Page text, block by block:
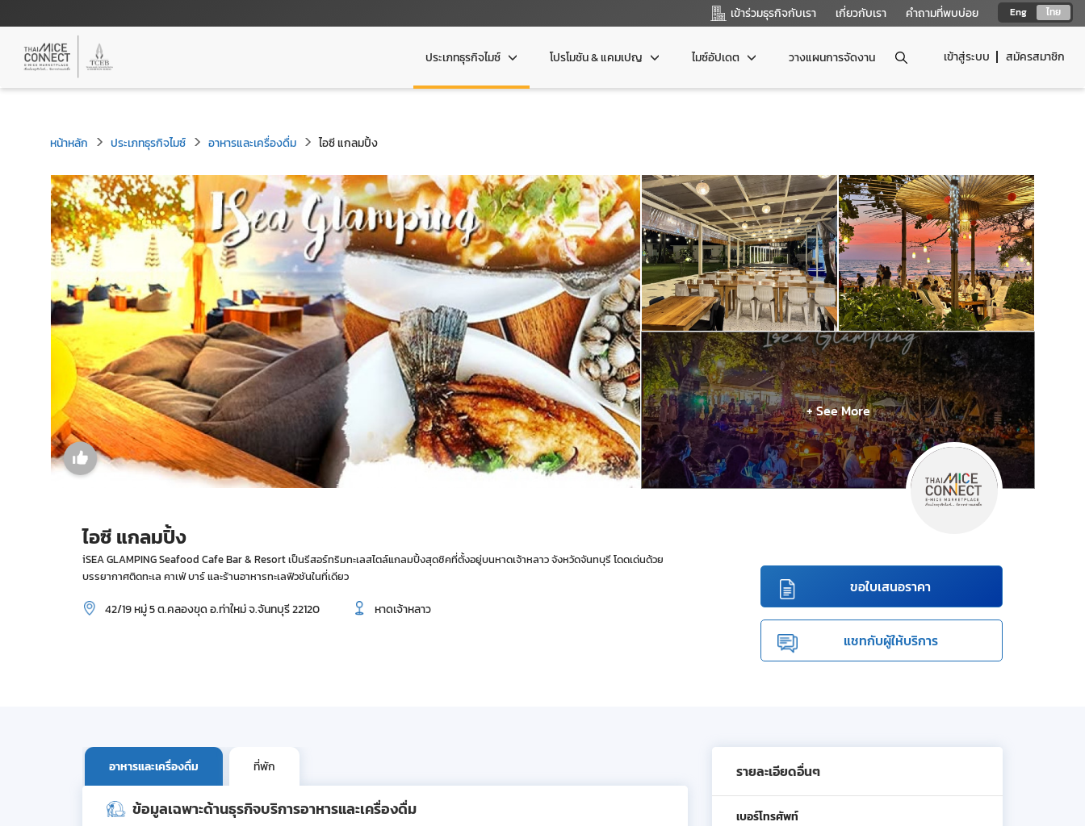
Eng ไทย
เข้าร่วมธุรกิจกับเรา เกี่ยวกับเรา คำถามที่พบบ่อย
เข้าสู่ระบบ สมัครสมาชิก
ประเภทธุรกิจไมซ์ โปรโมชัน & แคมเปญ ไมซ์อัปเดต วางแผนการจัดงาน
หน้าหลัก ประเภทธุรกิจไมซ์ อาหารและเครื่องดื่ม ไอซี แกลมปิ้ง
+ See More
ไอซี แกลมปิ้ง
iSEA GLAMPING Seafood Cafe Bar & Resort เป็นรีสอร์ทริมทะเลสไตล์แกลมปิ้งสุดชิคที่ตั้งอยู่บนหาดเจ้าหลาว จังหวัดจันทบุรี โดดเด่นด้วย
บรรยากาศติดทะเล คาเฟ่ บาร์ และร้านอาหารทะเลฟิวชันในที่เดียว
42/19 หมู่ 5 ต.คลองขุด อ.ท่าใหม่ จ.จันทบุรี 22120 หาดเจ้าหลาว
ขอใบเสนอราคา
แชทกับผู้ให้บริการ
อาหารและเครื่องดื่ม ที่พัก
ข้อมูลเฉพาะด้านธุรกิจบริการอาหารและเครื่องดื่ม
รายละเอียดอื่นๆ
เบอร์โทรศัพท์